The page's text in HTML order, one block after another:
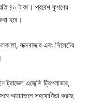
৪০ টাকা। প্রবেশ কুপণের
হবে।
কক্সবাজার এবং সিলেটের
ট্রাভেল এজেন্সি ট্রিপলাভার,
আয়োজনে সহযোগিতা করছে